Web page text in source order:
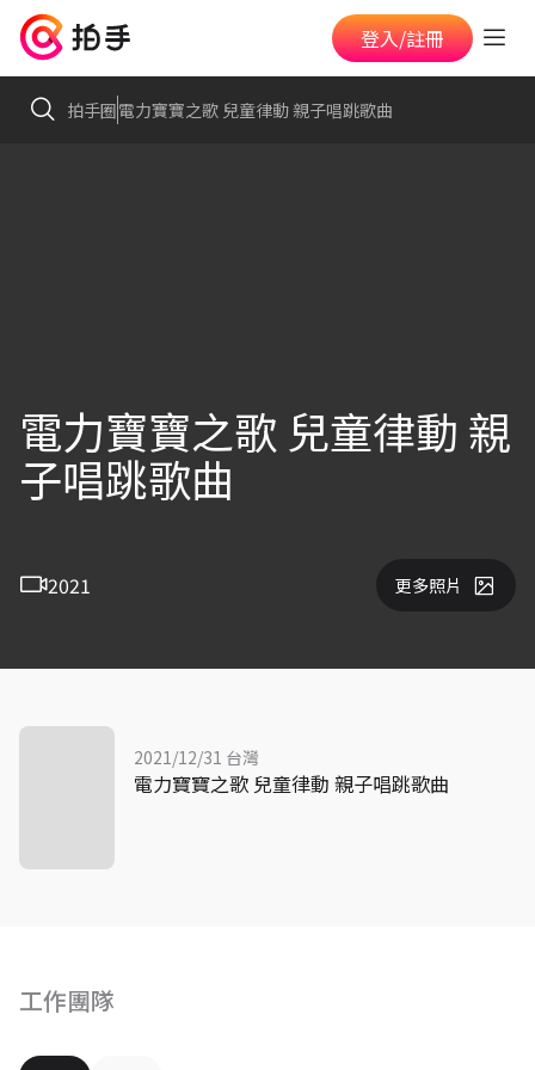
登入/註冊
拍手圈電力寶寶之歌 兒童律動 親子唱跳歌曲
電力寶寶之歌 兒童律動 親
子唱跳歌曲
2021 更多照片
工作團隊
2021/12/31 台灣
電力寶寶之歌 兒童律動 親子唱跳歌曲